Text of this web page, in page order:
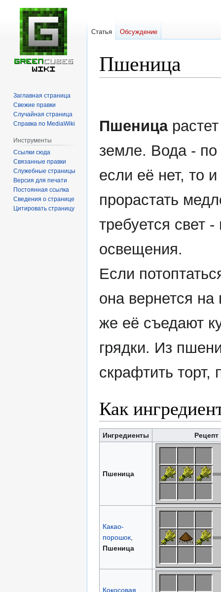
Пшеница
Пшеница
земле. Вода -
если её нет, то
прорастать
требуется свет
освещения.
Если
она вернется
же её съедают
грядки. Из
скрафтить торт,
Как
Ингредиенты Рецепт
Пшеница
Какао-
порошок,
Пшеница
Кокосовая
Статья Обсуждение
Заглавная страница
Свежие правки
Случайная страница
Справка по MediaWiki
Инструменты
Ссылки сюда
Связанные правки
Служебные страницы
Версия для печати
Постоянная ссылка
Сведения о странице
Цитировать страницу